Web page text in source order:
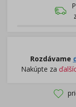
Rozdávame
Nakúpte za